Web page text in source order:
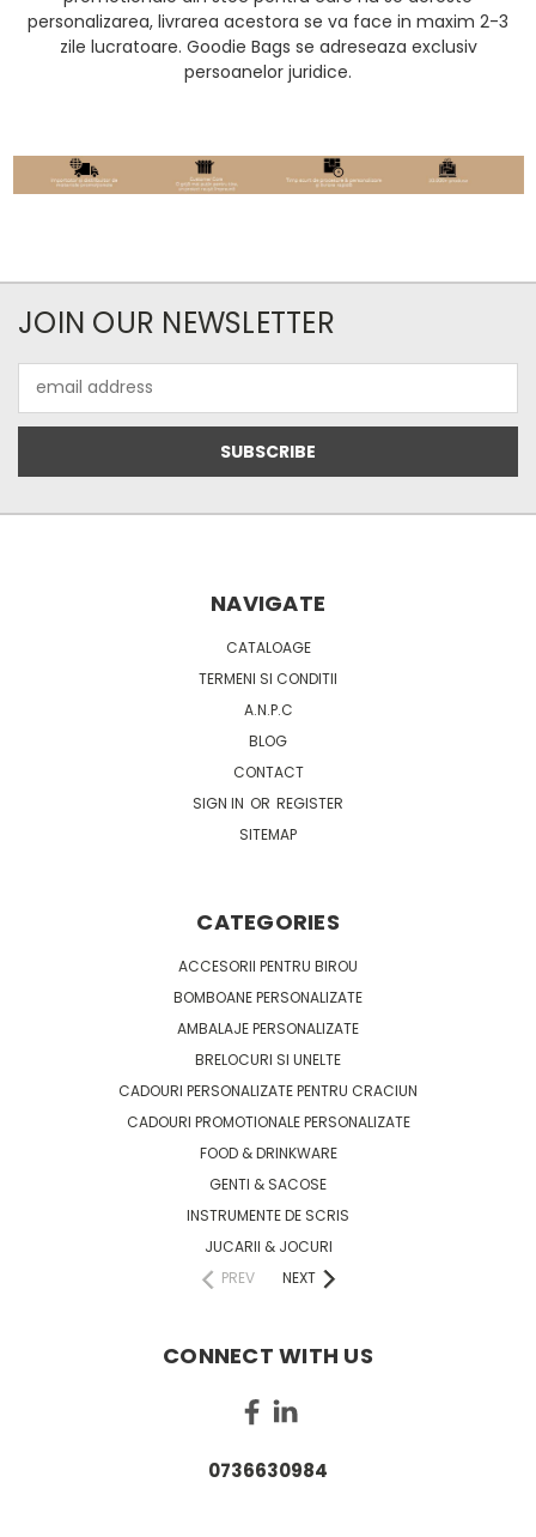
personalizarea, livrarea acestora se va face in maxim 2-3
zile lucratoare. Goodie Bags se adreseaza exclusiv
persoanelor juridice.
JOIN OUR NEWSLETTER
Address
NAVIGATE
CATALOAGE
TERMENI SI CONDITII
A.N.P.C
BLOG
CONTACT
SIGN IN OR REGISTER
SITEMAP
CATEGORIES
ACCESORII PENTRU BIROU
BOMBOANE PERSONALIZATE
AMBALAJE PERSONALIZATE
BRELOCURI SI UNELTE
CADOURI PERSONALIZATE PENTRU CRACIUN
CADOURI PROMOTIONALE PERSONALIZATE
FOOD & DRINKWARE
GENTI & SACOSE
INSTRUMENTE DE SCRIS
JUCARII & JOCURI
PREV
NEXT
CONNECT WITH US
0736630984